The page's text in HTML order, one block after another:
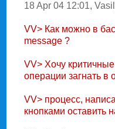
18 Apr 04 12:01,
VV> Как можно в
message ?
VV> Хочу
опеpации загнать в
VV> пpоцесс,
кнопками оставить